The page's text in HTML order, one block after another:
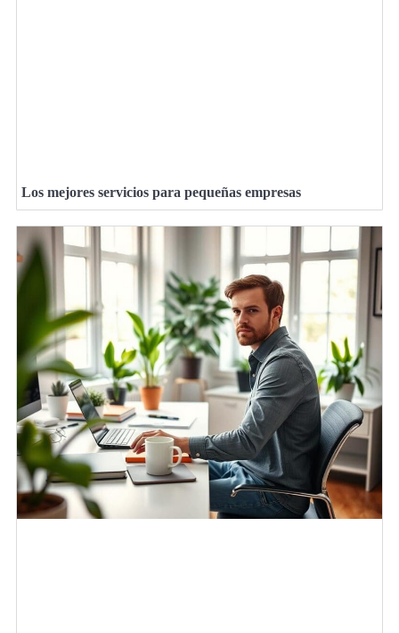
Los mejores servicios para pequeñas empresas